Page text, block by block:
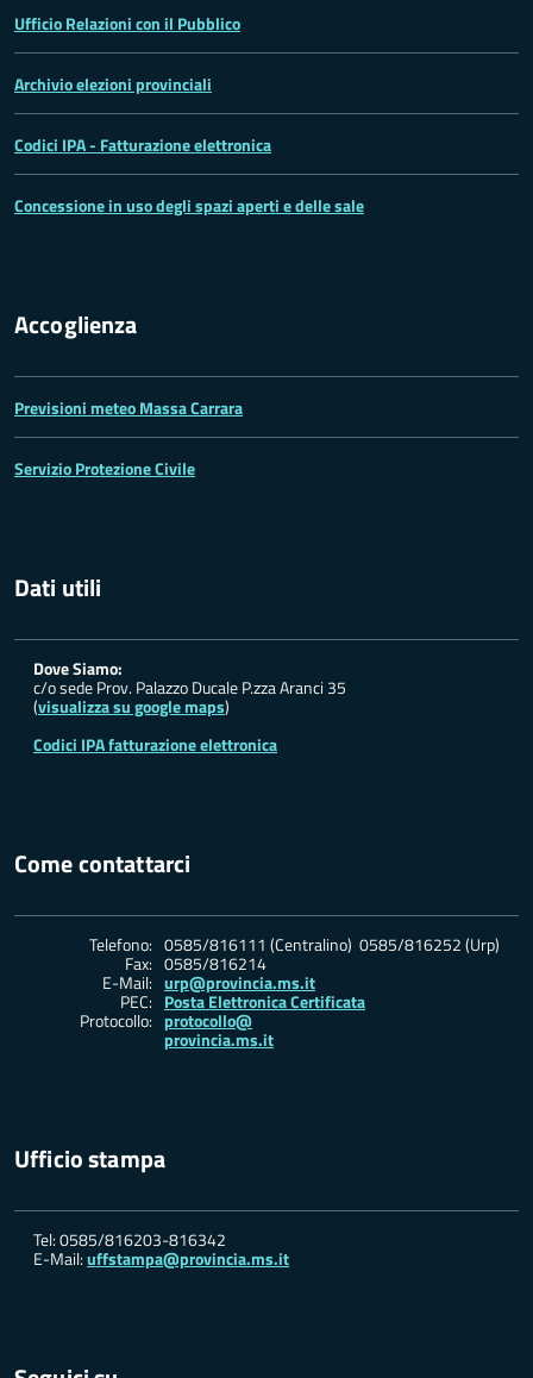
Ufficio Relazioni con il Pubblico
Archivio elezioni provinciali
Codici IPA - Fatturazione elettronica
Concessione in uso degli spazi aperti e delle sale
Accoglienza
Previsioni meteo Massa Carrara
Servizio Protezione Civile
Dati utili
Dove Siamo:
c/o sede Prov. Palazzo Ducale P.zza Aranci 35
(visualizza su google maps)
Codici IPA fatturazione elettronica
Come contattarci
Telefono: 0585/816111 (Centralino) 0585/816252 (Urp)
Fax: 0585/816214
E-Mail: urp@provincia.ms.it
PEC: Posta Elettronica Certificata
Protocollo: protocollo@
provincia.ms.it
Ufficio stampa
Tel: 0585/816203-816342
E-Mail:uffstampa@provincia.ms.it